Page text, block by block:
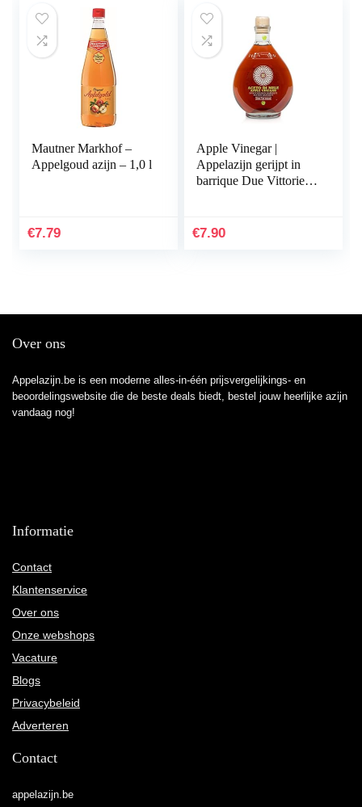
Mautner Markhof –
Appelgoud azijn – 1,0 l
€7.79
Apple Vinegar |
Appelazijn gerijpt in
barrique Due Vittorie
€7.90
Over ons
Appelazijn.be is een moderne alles-in-één prijsvergelijkings- en
beoordelingswebsite die de beste deals biedt, bestel jouw heerlijke azijn
vandaag nog!
Informatie
Contact
Klantenservice
Over ons
Onze webshops
Vacature
Blogs
Privacybeleid
Adverteren
Contact
appelazijn.be